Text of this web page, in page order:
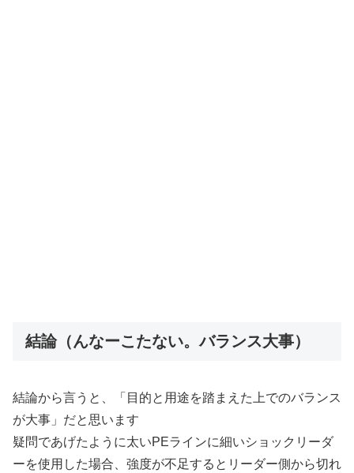
結論（んなーこたない。バランス大事）
結論から言うと、「目的と用途を踏まえた上でのバランス
が大事」だと思います
疑問であげたように太いPEラインに細いショックリーダ
ーを使用した場合、強度が不足するとリーダー側から切れ